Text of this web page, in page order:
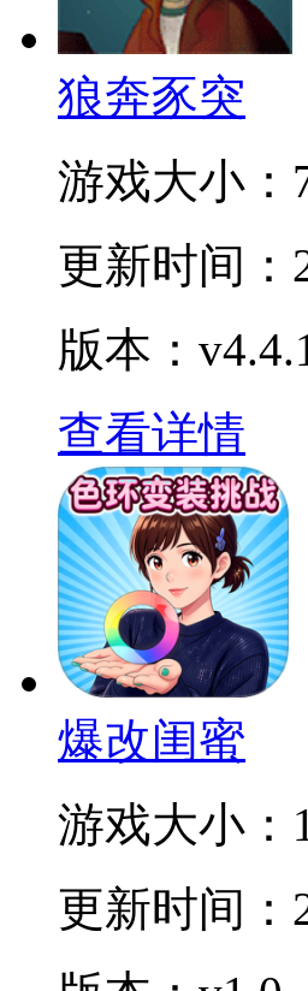
狼奔豕突
游戏大小：
更新时间：
版本：
查看详情
爆改闺蜜
游戏大小：
更新时间：